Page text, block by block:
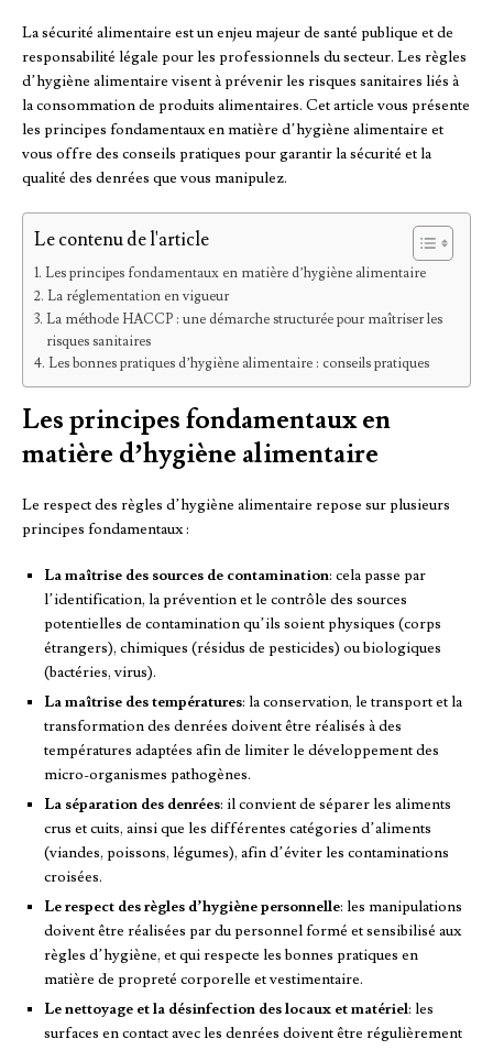
La sécurité alimentaire est un enjeu majeur de santé publique et de
responsabilité légale pour les professionnels du secteur. Les règles
d’hygiène alimentaire visent à prévenir les risques sanitaires liés à
la consommation de produits alimentaires. Cet article vous présente
les principes fondamentaux en matière d’hygiène alimentaire et
vous offre des conseils pratiques pour garantir la sécurité et la
qualité des denrées que vous manipulez.
Le contenu de l'article
Les principes fondamentaux en matière d’hygiène alimentaire
La réglementation en vigueur
La méthode HACCP : une démarche structurée pour maîtriser les
risques sanitaires
Les bonnes pratiques d’hygiène alimentaire : conseils pratiques
Les principes fondamentaux en
matière d’hygiène alimentaire
Le respect des règles d’hygiène alimentaire repose sur plusieurs
principes fondamentaux :
La maîtrise des sources de contamination: cela passe par
l’identification, la prévention et le contrôle des sources
potentielles de contamination qu’ils soient physiques (corps
étrangers), chimiques (résidus de pesticides) ou biologiques
(bactéries, virus).
La maîtrise des températures: la conservation, le transport et la
transformation des denrées doivent être réalisés à des
températures adaptées afin de limiter le développement des
micro-organismes pathogènes.
La séparation des denrées: il convient de séparer les aliments
crus et cuits, ainsi que les différentes catégories d’aliments
(viandes, poissons, légumes), afin d’éviter les contaminations
croisées.
Le respect des règles d’hygiène personnelle: les manipulations
doivent être réalisées par du personnel formé et sensibilisé aux
règles d’hygiène, et qui respecte les bonnes pratiques en
matière de propreté corporelle et vestimentaire.
Le nettoyage et la désinfection des locaux et matériel: les
surfaces en contact avec les denrées doivent être régulièrement